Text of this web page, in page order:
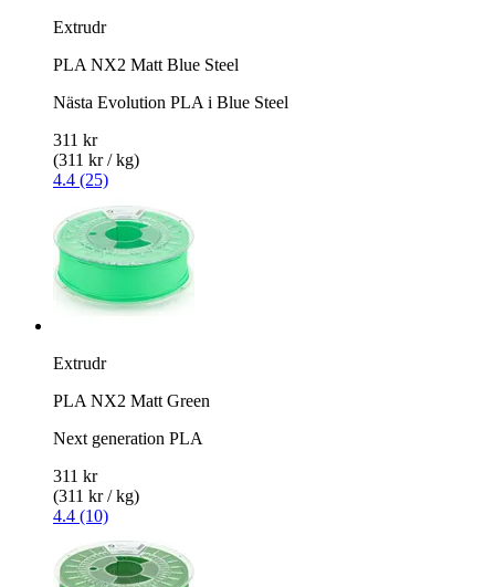
Extrudr
PLA NX2 Matt Blue Steel
Nästa Evolution PLA i Blue Steel
311 kr
(311 kr / kg)
4.4 (25)
Extrudr
PLA NX2 Matt Green
Next generation PLA
311 kr
(311 kr / kg)
4.4 (10)